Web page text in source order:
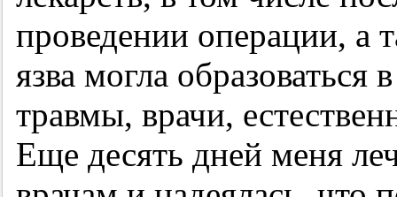
проведении операции, а
язва могла образоваться
травмы, врачи,
Еще десять дней меня